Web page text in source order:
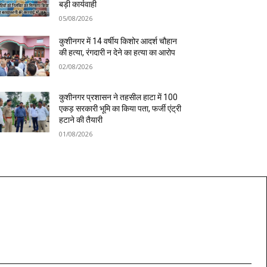
बड़ी कार्यवाही
05/08/2026
कुशीनगर में 14 वर्षीय किशोर आदर्श चौहान
की हत्या, रंगदारी न देने का हत्या का आरोप
02/08/2026
कुशीनगर प्रशासन ने तहसील हाटा में 100
एकड़ सरकारी भूमि का किया पता, फर्जी एंट्री
हटाने की तैयारी
01/08/2026